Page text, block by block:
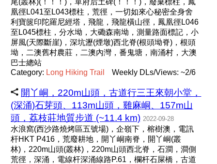
尾(叢林)(！！！)，單府后土碑(！！！)，廢棄標柱，鳳
凰徑L041至L043標柱，荒徑，一切如來心秘密全身舍
利寶篋印陀羅尼經塔，飛龍，飛龍橫山徑，鳳凰徑L046
至L045標柱，分水坳，大磡森南坳，測量路面標記，小
屏風(天際斷崖)，深坑瀝(煙墩)西北脊(根頭坳脊)，根頭
坳，二澳舊村農莊，二澳內灣，番鬼塘，南涌村，大澳
巴士總站
Category: Long Hiking Trail Weekly DLs/Views: ~2/6
開丫峒，220m山頭，古道行三王來朝小堂，
(深涌)石芽頭、113m山頭，雞麻峒、157m山
頭，荔枝莊地質步道 (~11.4 km) 2022-09-28
水浪窩(西沙路燒烤區五號場)，企嶺下，榕樹澳，電訊
杆HKT P416，荒廢耕地，開丫峒南脊，開丫峒(叢
林)，220m山頭(叢林)，220m山頭西北脊，石澗，澗側
荒徑，深涌，電線杆深涌線路P.61，欄杆石屎橋，古道